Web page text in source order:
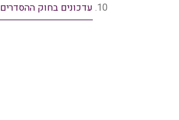
עדכונים בחוק ההסדרים